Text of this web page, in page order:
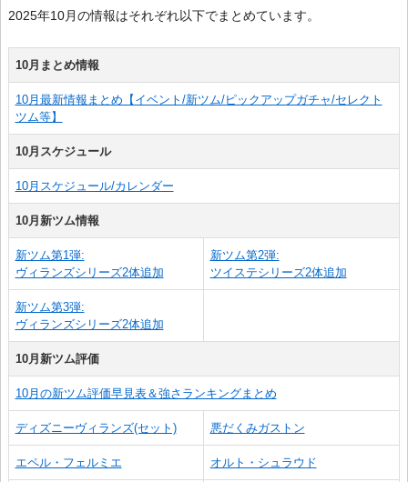
2025年10月の情報はそれぞれ以下でまとめています。
10月まとめ情報
10月最新情報まとめ【イベント/新ツム/ピックアップガチャ/セレクト
ツム等】
10月スケジュール
10月スケジュール/カレンダー
10月新ツム情報
新ツム第1弾:
ヴィランズシリーズ2体追加
新ツム第2弾:
ツイステシリーズ2体追加
新ツム第3弾:
ヴィランズシリーズ2体追加
10月新ツム評価
10月の新ツム評価早見表＆強さランキングまとめ
ディズニーヴィランズ(セット) 悪だくみガストン
エペル・フェルミエ オルト・シュラウド